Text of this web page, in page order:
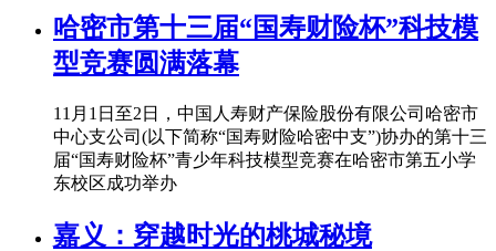
哈密市第十三届“国寿财险杯”科技模
型竞赛圆满落幕
11月1日至2日，中国人寿财产保险股份有限公司哈密市
中心支公司(以下简称“国寿财险哈密中支”)协办的第十三
届“国寿财险杯”青少年科技模型竞赛在哈密市第五小学
东校区成功举办
嘉义：穿越时光的桃城秘境